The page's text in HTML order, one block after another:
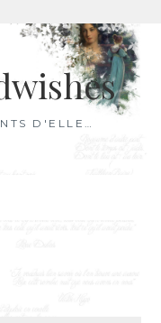
D'ELLE…